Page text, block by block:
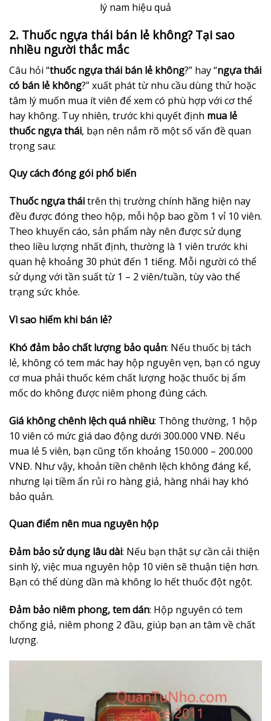
lý nam hiệu quả
2. Thuốc ngựa thái bán lẻ không? Tại sao
nhiều người thắc mắc
Câu hỏi “thuốc ngựa thái bán lẻ không?” hay “ngựa thái
có bán lẻ không?” xuất phát từ nhu cầu dùng thử hoặc
tâm lý muốn mua ít viên để xem có phù hợp với cơ thể
hay không. Tuy nhiên, trước khi quyết định mua lẻ
thuốc ngựa thái, bạn nên nắm rõ một số vấn đề quan
trọng sau:
Quy cách đóng gói phổ biến
Thuốc ngựa tháitrên thị trường chính hãng hiện nay
đều được đóng theo hộp, mỗi hộp bao gồm 1 vỉ 10 viên.
Theo khuyến cáo, sản phẩm này nên được sử dụng
theo liều lượng nhất định, thường là 1 viên trước khi
quan hệ khoảng 30 phút đến 1 tiếng. Mỗi người có thể
sử dụng với tần suất từ 1 – 2 viên/tuần, tùy vào thể
trạng sức khỏe.
Vì sao hiếm khi bán lẻ?
Khó đảm bảo chất lượng bảo quản: Nếu thuốc bị tách
lẻ, không có tem mác hay hộp nguyên vẹn, bạn có nguy
cơ mua phải thuốc kém chất lượng hoặc thuốc bị ẩm
mốc do không được niêm phong đúng cách.
Giá không chênh lệch quá nhiều: Thông thường, 1 hộp
10 viên có mức giá dao động dưới 300.000 VNĐ. Nếu
mua lẻ 5 viên, bạn cũng tốn khoảng 150.000 – 200.000
VNĐ. Như vậy, khoản tiền chênh lệch không đáng kể,
nhưng lại tiềm ẩn rủi ro hàng giả, hàng nhái hay khó
bảo quản.
Quan điểm nên mua nguyên hộp
Đảm bảo sử dụng lâu dài: Nếu bạn thật sự cần cải thiện
sinh lý, việc mua nguyên hộp 10 viên sẽ thuận tiện hơn.
Bạn có thể dùng dần mà không lo hết thuốc đột ngột.
Đảm bảo niêm phong, tem dán: Hộp nguyên có tem
chống giả, niêm phong 2 đầu, giúp bạn an tâm về chất
lượng.